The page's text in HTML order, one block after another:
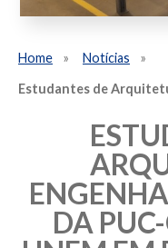
Home
Notícias
Estudantes de
DA